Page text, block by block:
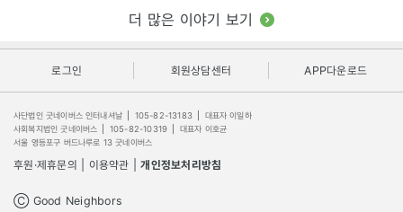
더 많은 이야기 보기
로그인 회원상담센터 APP다운로드
사단법인 굿네이버스 인터내셔날 105-82-13183
대표자 이일하
사회복지법인 굿네이버스
105-82-10319
대표자 이호균
서울 영등포구 버드나루로 13 굿네이버스
후원·제휴문의 이용약관 개인정보처리방침
Ⓒ Good Neighbors